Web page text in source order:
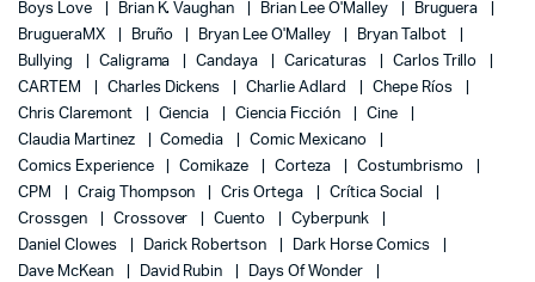
Boys Love
Brian K. Vaughan Brian Lee O'Malley
Bruguera
BrugueraMX
Bruño Bryan Lee O'Malley
Bryan Talbot
Bullying
Caligrama Candaya Caricaturas
Carlos Trillo
CARTEM
Charles Dickens Charlie Adlard
Chepe Ríos
Chris Claremont
Ciencia Ciencia Ficción
Cine
Claudia Martinez
Comedia
Comic Mexicano
Comics Experience
Comikaze Corteza
Costumbrismo
CPM
Craig Thompson Cris Ortega
Crítica Social
Crossgen
Crossover Cuento
Cyberpunk
Daniel Clowes
Darick Robertson
Dark Horse Comics
Dave McKean
David Rubin
Days Of Wonder